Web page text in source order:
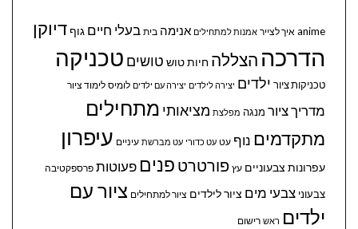
anime איך לצייר אמנות למתחילים אנימה בית בעלי חיים גוףדיוקן
הדרכה הצללה חיותטוש טושים טכניקה
טכניקות ציור ילדים יצירה לילדים יצירה עם ילדים לומיס לימוד ציור
מדריך ציור מנגה מפלצת מציאותי מתחילים
מתקדמים נוף עט עט כדורי עט מברשת עיניים עיפרון
עפרונות צבעוניים עץ פורטרט פנים פעוטות פרספקטיבה
צבעוני צבעי מים ציור לילדים ציור למתחילים ציור עם
ילדים ראש רישום